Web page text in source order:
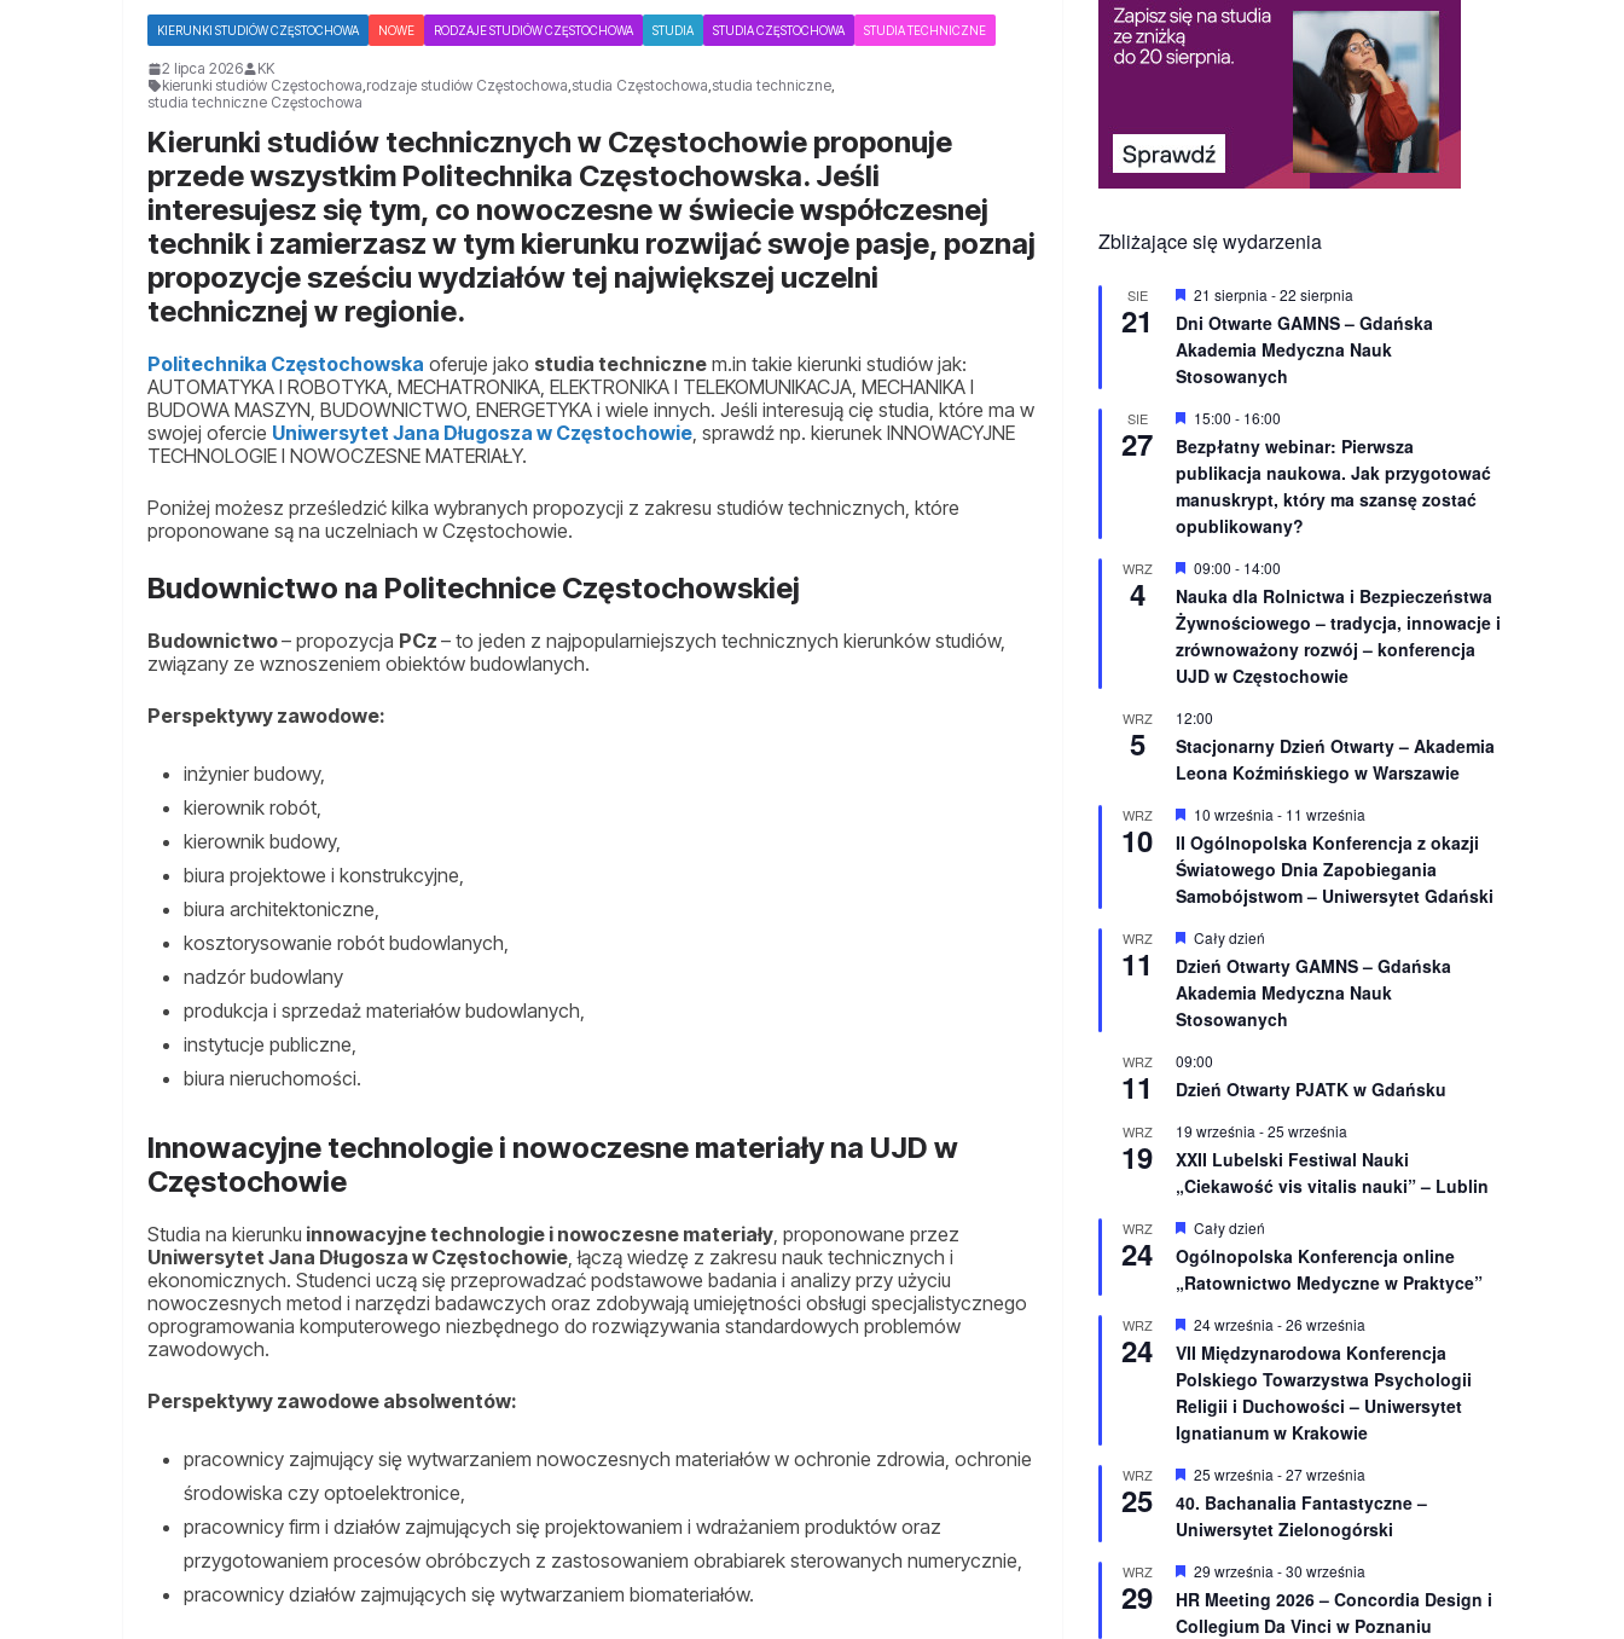
KIERUNKI STUDIÓW CZĘSTOCHOWA NOWE RODZAJE STUDIÓW CZĘSTOCHOWA STUDIA STUDIA CZĘSTOCHOWA STUDIA TECHNICZNE
2 lipca 2026
KK
kierunki studiów Częstochowa rodzaje studiów Częstochowa studia Częstochowa studia techniczne
studia techniczne Częstochowa
Kierunki studiów technicznych w Częstochowie proponuje
przede wszystkim Politechnika Częstochowska. Jeśli
interesujesz się tym, co nowoczesne w świecie współczesnej
technik i zamierzasz w tym kierunku rozwijać swoje pasje, poznaj
propozycje sześciu wydziałów tej największej uczelni
technicznej w regionie.
Politechnika Częstochowska oferuje jako studia techniczne m.in takie kierunki studiów jak:
AUTOMATYKA I ROBOTYKA, MECHATRONIKA, ELEKTRONIKA I TELEKOMUNIKACJA, MECHANIKA I
BUDOWA MASZYN, BUDOWNICTWO, ENERGETYKA i wiele innych. Jeśli interesują cię studia, które ma w
swojej ofercie Uniwersytet Jana Długosza w Częstochowie , sprawdź np. kierunek INNOWACYJNE
TECHNOLOGIE I NOWOCZESNE MATERIAŁY.
Poniżej możesz prześledzić kilka wybranych propozycji z zakresu studiów technicznych, które
proponowane są na uczelniach w Częstochowie.
Budownictwo na Politechnice Częstochowskiej
Budownictwo– propozycja PCz – to jeden z najpopularniejszych technicznych kierunków studiów,
związany ze wznoszeniem obiektów budowlanych.
Perspektywy zawodowe:
inżynier budowy,
kierownik robót,
kierownik budowy,
biura projektowe i konstrukcyjne,
biura architektoniczne,
kosztorysowanie robót budowlanych,
nadzór budowlany
produkcja i sprzedaż materiałów budowlanych,
instytucje publiczne,
biura nieruchomości.
Innowacyjne technologie i nowoczesne materiały na UJD w
Częstochowie
Studia na kierunku innowacyjne technologie i nowoczesne materiały , proponowane przez
Uniwersytet Jana Długosza w Częstochowie , łączą wiedzę z zakresu nauk technicznych i
ekonomicznych. Studenci uczą się przeprowadzać podstawowe badania i analizy przy użyciu
nowoczesnych metod i narzędzi badawczych oraz zdobywają umiejętności obsługi specjalistycznego
oprogramowania komputerowego niezbędnego do rozwiązywania standardowych problemów
zawodowych.
Perspektywy zawodowe absolwentów:
pracownicy zajmujący się wytwarzaniem nowoczesnych materiałów w ochronie zdrowia, ochronie
środowiska czy optoelektronice,
pracownicy firm i działów zajmujących się projektowaniem i wdrażaniem produktów oraz
przygotowaniem procesów obróbczych z zastosowaniem obrabiarek sterowanych numerycznie,
pracownicy działów zajmujących się wytwarzaniem biomateriałów.
Zbliżające się wydarzenia
SIE
21
W
r
ó
ż
n
o
n
e
21 sierpnia -22 sierpnia
Dni Otwarte GAMNS – Gdańska
Akademia Medyczna Nauk
Stosowanych
SIE
27
W
r
ó
ż
n
i
n
e
15:00 - 16:00
Bezpłatny webinar: Pierwsza
publikacja naukowa. Jak przygotować
manuskrypt, który ma szansę zostać
opublikowany?
WRZ
4
W
r
ó
ż
n
i
n
e
09:00 - 14:00
Nauka dla Rolnictwa i Bezpieczeństwa
Żywnościowego – tradycja, innowacje i
zrównoważony rozwój – konferencja
UJD w Częstochowie
WRZ
5
12:00
Stacjonarny Dzień Otwarty – Akademia
Leona Koźmińskiego w Warszawie
WRZ
10
W
y
r
ó
ż
n
o
n
e
10 września - 11 września
II Ogólnopolska Konferencja z okazji
Światowego Dnia Zapobiegania
Samobójstwom – Uniwersytet Gdański
WRZ
11
W
y
r
ó
ż
n
o
n
Cały dzień
Dzień Otwarty GAMNS – Gdańska
Akademia Medyczna Nauk
Stosowanych
WRZ
11
09:00
Dzień Otwarty PJATK w Gdańsku
WRZ
19
19 września -25 września
XXII Lubelski Festiwal Nauki
„Ciekawość vis vitalis nauki” – Lublin
WRZ
24
W
r
ó
n
i
o
n
e
Cały dzień
Ogólnopolska Konferencja online
„Ratownictwo Medyczne w Praktyce”
WRZ
24
W
y
r
ó
ż
n
i
n
e
24 września -26 września
VII Międzynarodowa Konferencja
Polskiego Towarzystwa Psychologii
Religii i Duchowości – Uniwersytet
Ignatianum w Krakowie
WRZ
25
W
r
ó
n
i
o
n
25 września -27 września
40. Bachanalia Fantastyczne –
Uniwersytet Zielonogórski
WRZ
29
W
y
r
ó
29 września -30 września
HR Meeting 2026 – Concordia Design i
Collegium Da Vinci w Poznaniu